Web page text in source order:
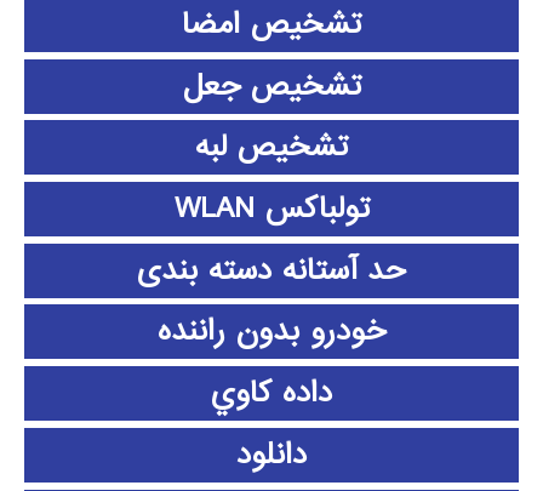
تشخیص امضا
تشخیص جعل
تشخیص لبه
تولباکس WLAN
حد آستانه دسته بندی
خودرو بدون راننده
داده كاوي
دانلود